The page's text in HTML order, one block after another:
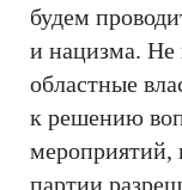
будем
и нацизма. Не
областные
к решению
мероприятий,
партии